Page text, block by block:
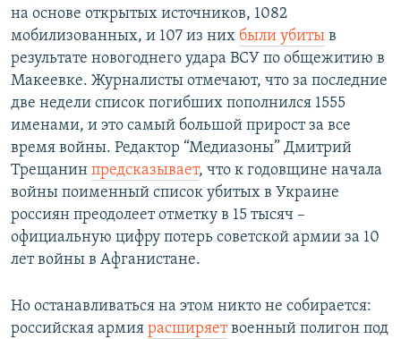
на основе открытых источников, 1082
мобилизованных, и 107 из них были убиты в
результате новогоднего удара ВСУ по общежитию в
Макеевке. Журналисты отмечают, что за последние
две недели список погибших пополнился 1555
именами, и это самый большой прирост за все
время войны. Редактор “Медиазоны” Дмитрий
Трещанин предсказывает, что к годовщине начала
войны поименный список убитых в Украине
россиян преодолеет отметку в 15 тысяч –
официальную цифру потерь советской армии за 10
лет войны в Афганистане.
Но останавливаться на этом никто не собирается:
российская армия расширяетвоенный полигон под